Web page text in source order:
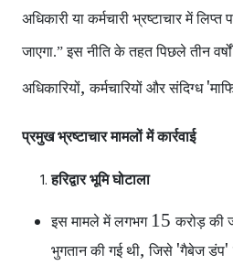
अधिकारी या कर्मचारी भ्रष्टाचार में लिप्त
जाएगा.” इस नीति के तहत पिछले तीन
अधिकारियों,कर्मचारियों और संदिग्ध '
प्रमुख भ्रष्टाचार मामलों में कार्रवाई
हरिद्वार भूमि घोटाला
इस मामले में लगभग 15करोड़ की
भुगतान की गई थी,जिसे 'गैबेज डंप'